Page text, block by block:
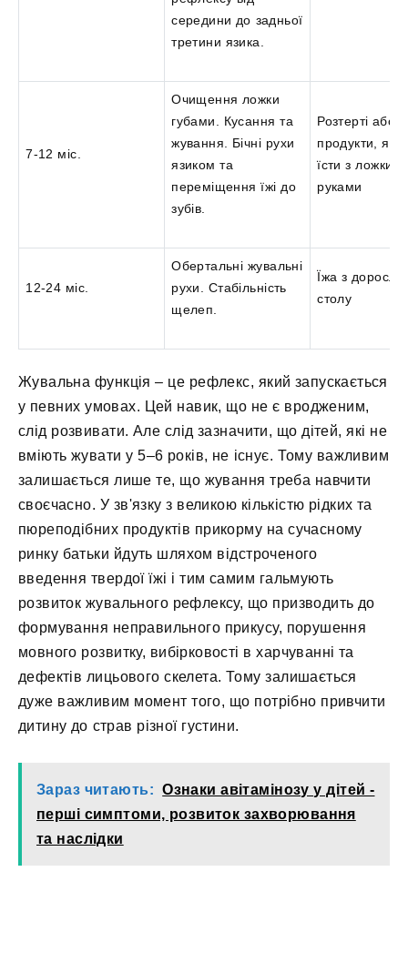
середини до задньої
третини язика.
7-12 міс.
Очищення ложки
губами. Кусання та
жування. Бічні рухи
язиком та
переміщення їжі до
зубів.
Розтерті або
продукти, які
їсти з ложки
руками
12-24 міс.
Обертальні жувальні
рухи. Стабільність
щелеп.
Їжа з
столу
Жувальна функція – це рефлекс, який запускається
у певних умовах. Цей навик, що не є вродженим,
слід розвивати. Але слід зазначити, що дітей, які не
вміють жувати у 5–6 років, не існує. Тому важливим
залишається лише те, що жування треба навчити
своєчасно. У зв'язку з великою кількістю рідких та
пюреподібних продуктів прикорму на сучасному
ринку батьки йдуть шляхом відстроченого
введення твердої їжі і тим самим гальмують
розвиток жувального рефлексу, що призводить до
формування неправильного прикусу, порушення
мовного розвитку, вибірковості в харчуванні та
дефектів лицьового скелета. Тому залишається
дуже важливим момент того, що потрібно привчити
дитину до страв різної густини.
Зараз читають: Ознаки авітамінозу у дітей -
перші симптоми, розвиток захворювання
та наслідки